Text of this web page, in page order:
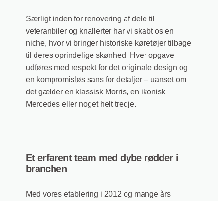
Særligt inden for renovering af dele til
veteranbiler og knallerter har vi skabt os en
niche, hvor vi bringer historiske køretøjer tilbage
til deres oprindelige skønhed. Hver opgave
udføres med respekt for det originale design og
en kompromisløs sans for detaljer – uanset om
det gælder en klassisk Morris, en ikonisk
Mercedes eller noget helt tredje.
Et erfarent team med dybe rødder i
branchen
Med vores etablering i 2012 og mange års